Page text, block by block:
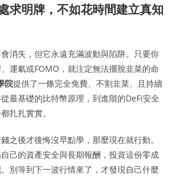
求明牌，不如花時間建立真知
消失，但它永遠充滿波動與陷阱。只要你
運氣或FOMO，就注定無法擺脫韭菜的命
院提供了一條完全免費、不割韭菜、且持續
最基礎的比特幣原理，到進階的DeFi安全
扎扎實實。
之後才後悔沒早點學，那麼現在就行動。
己的資產安全與長期報酬，投資這份零成
別等到下一波行情來了，才發現自己什麼